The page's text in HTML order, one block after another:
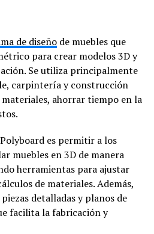
de diseño de muebles que
para crear modelos 3D y
Se utiliza principalmente
carpintería y construcción
ahorrar tiempo en la
es permitir a los
muebles en 3D de manera
herramientas para ajustar
de materiales. Además,
detalladas y planos de
facilita la fabricación y